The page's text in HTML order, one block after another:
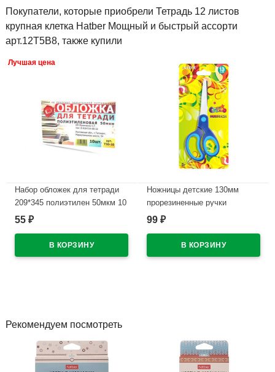
Покупатели, которые приобрели Тетрадь 12 листов
крупная клетка Hatber Мощный и быстрый ассорти
арт.12Т5В8, также купили
Лучшая цена
Набор обложек для тетради
209*345 полиэтилен 50мкм 10
штук в наборе арт Т50-10
55 ₽
Ножницы детские 130мм
прорезиненные ручки
deVENTE Космо (Cosmo) арт
99 ₽
Рекомендуем посмотреть